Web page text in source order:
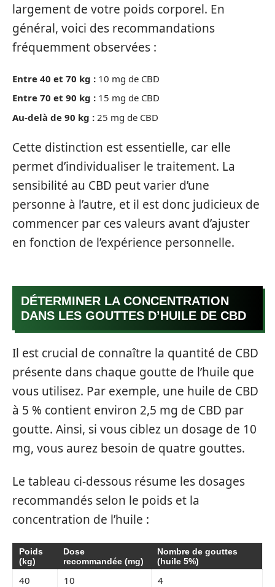
largement de votre poids corporel. En
général, voici des recommandations
fréquemment observées :
Entre 40 et 70 kg : 10 mg de CBD
Entre 70 et 90 kg : 15 mg de CBD
Au-delà de 90 kg : 25 mg de CBD
Cette distinction est essentielle, car elle
permet d’individualiser le traitement. La
sensibilité au CBD peut varier d’une
personne à l’autre, et il est donc judicieux de
commencer par ces valeurs avant d’ajuster
en fonction de l’expérience personnelle.
DÉTERMINER LA CONCENTRATION
DANS LES GOUTTES D’HUILE DE CBD
Il est crucial de connaître la quantité de CBD
présente dans chaque goutte de l’huile que
vous utilisez. Par exemple, une huile de CBD
à 5 % contient environ 2,5 mg de CBD par
goutte. Ainsi, si vous ciblez un dosage de 10
mg, vous aurez besoin de quatre gouttes.
Le tableau ci-dessous résume les dosages
recommandés selon le poids et la
concentration de l’huile :
Poids
(kg)
Dose
recommandée (mg)
Nombre de gouttes
(huile 5%)
40 10
4